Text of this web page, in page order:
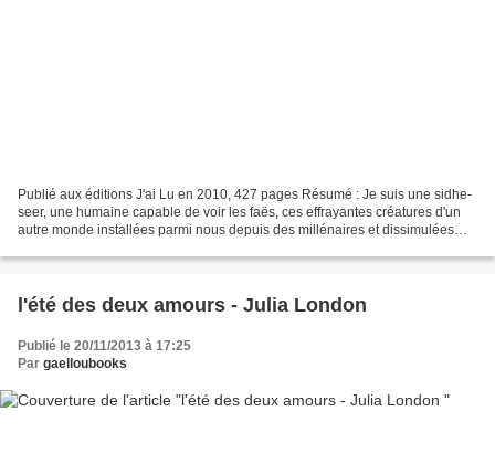
Publié aux éditions J'ai Lu en 2010, 427 pages Résumé : Je suis une sidhe-
seer, une humaine capable de voir les faës, ces effrayantes créatures d'un
autre monde installées parmi nous depuis des millénaires et dissimulées
l'été des deux amours - Julia London
Publié le 20/11/2013 à 17:25
Par gaelloubooks